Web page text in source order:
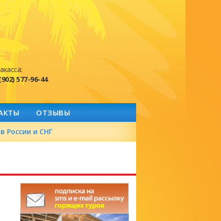
577-96-44
ОТЗЫВЫ
России и СНГ